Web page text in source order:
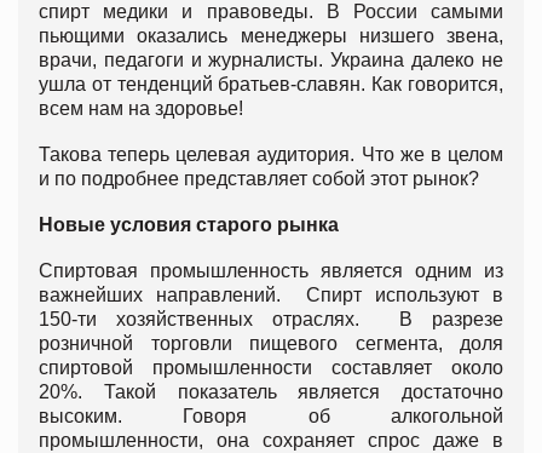
спирт медики и правоведы. В России самыми
пьющими оказались менеджеры низшего звена,
врачи, педагоги и журналисты. Украина далеко не
ушла от тенденций братьев-славян. Как говорится,
всем нам на здоровье!
Такова теперь целевая аудитория. Что же в целом
и по подробнее представляет собой этот рынок?
Новые условия старого рынка
Спиртовая промышленность является одним из
важнейших направлений. Спирт используют в
150-ти хозяйственных отраслях. В разрезе
розничной торговли пищевого сегмента, доля
спиртовой промышленности составляет около
20%. Такой показатель является достаточно
высоким. Говоря об алкогольной
промышленности, она сохраняет спрос даже в